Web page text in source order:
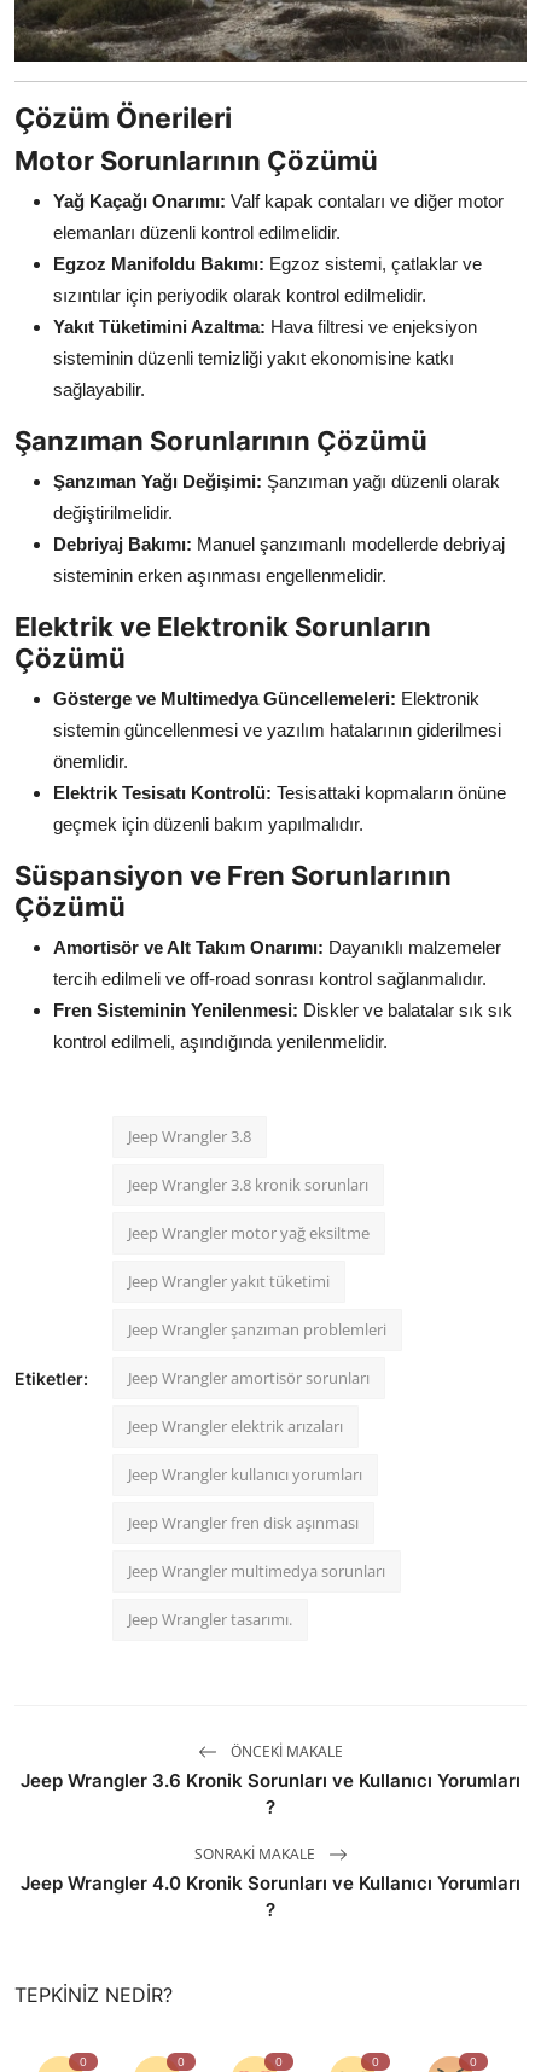
Çözüm Önerileri
Motor Sorunlarının Çözümü
Yağ Kaçağı Onarımı: Valf kapak contaları ve diğer motor
elemanları düzenli kontrol edilmelidir.
Egzoz Manifoldu Bakımı: Egzoz sistemi, çatlaklar ve
sızıntılar için periyodik olarak kontrol edilmelidir.
Yakıt Tüketimini Azaltma: Hava filtresi ve enjeksiyon
sisteminin düzenli temizliği yakıt ekonomisine katkı
sağlayabilir.
Şanzıman Sorunlarının Çözümü
Şanzıman Yağı Değişimi: Şanzıman yağı düzenli olarak
değiştirilmelidir.
Debriyaj Bakımı: Manuel şanzımanlı modellerde debriyaj
sisteminin erken aşınması engellenmelidir.
Elektrik ve Elektronik Sorunların
Çözümü
Gösterge ve Multimedya Güncellemeleri: Elektronik
sistemin güncellenmesi ve yazılım hatalarının giderilmesi
önemlidir.
Elektrik Tesisatı Kontrolü: Tesisattaki kopmaların önüne
geçmek için düzenli bakım yapılmalıdır.
Süspansiyon ve Fren Sorunlarının
Çözümü
Amortisör ve Alt Takım Onarımı: Dayanıklı malzemeler
tercih edilmeli ve off-road sonrası kontrol sağlanmalıdır.
Fren Sisteminin Yenilenmesi: Diskler ve balatalar sık sık
kontrol edilmeli, aşındığında yenilenmelidir.
Etiketler:
Jeep Wrangler 3.8
Jeep Wrangler 3.8 kronik sorunları
Jeep Wrangler motor yağ eksiltme
Jeep Wrangler yakıt tüketimi
Jeep Wrangler şanzıman problemleri
Jeep Wrangler amortisör sorunları
Jeep Wrangler elektrik arızaları
Jeep Wrangler kullanıcı yorumları
Jeep Wrangler fren disk aşınması
Jeep Wrangler multimedya sorunları
Jeep Wrangler tasarımı.
ÖNCEKI MAKALE
Jeep Wrangler 3.6 Kronik Sorunları ve Kullanıcı Yorumları
?
SONRAKI MAKALE
Jeep Wrangler 4.0 Kronik Sorunları ve Kullanıcı Yorumları
?
TEPKINIZ NEDIR?
0 0 0 0 0